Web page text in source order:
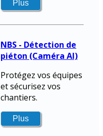
NBS - Détection de
piéton (Caméra AI)
Protégez vos équipes
et sécurisez vos
chantiers.